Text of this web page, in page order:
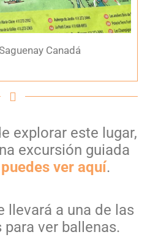
Canadá
explorar este lugar,
excursión guiada
ver aquí.
llevará a una de las
ver ballenas.